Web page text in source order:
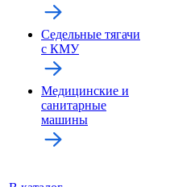
Седельные тягачи
с КМУ
Медицинские и
санитарные
машины